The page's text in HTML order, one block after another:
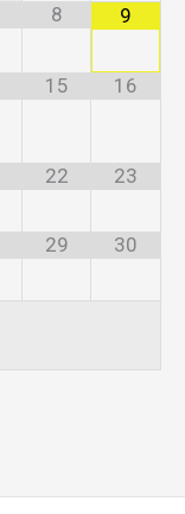
8 9
15 16
22 23
29 30